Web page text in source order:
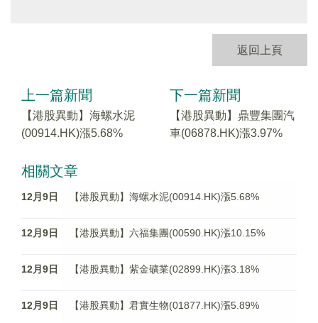
返回上頁
上一篇新聞
【港股異動】海螺水泥
(00914.HK)漲5.68%
下一篇新聞
【港股異動】鼎豐集團汽
車(06878.HK)漲3.97%
相關文章
12月9日 【港股異動】海螺水泥(00914.HK)漲5.68%
12月9日 【港股異動】六福集團(00590.HK)漲10.15%
12月9日 【港股異動】紫金礦業(02899.HK)漲3.18%
12月9日 【港股異動】君實生物(01877.HK)漲5.89%